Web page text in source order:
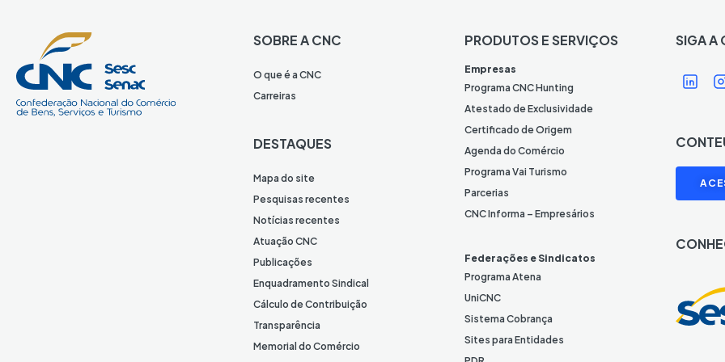
SOBRE A CNC
O que é a CNC
Carreiras
DESTAQUES
Mapa do site
Pesquisas recentes
Notícias recentes
Atuação CNC
Publicações
Enquadramento Sindical
Cálculo de Contribuição
Transparência
Memorial do Comércio
PRODUTOS E SERVIÇOS
Empresas
Programa CNC Hunting
Atestado de Exclusividade
Certificado de Origem
Agenda do Comércio
Programa Vai Turismo
Parcerias
CNC Informa – Empresários
Federações e Sindicatos
Programa Atena
UniCNC
Sistema Cobrança
Sites para Entidades
SIGA A
Í
c
n
e
L
i
k
e
I
n
Í
I